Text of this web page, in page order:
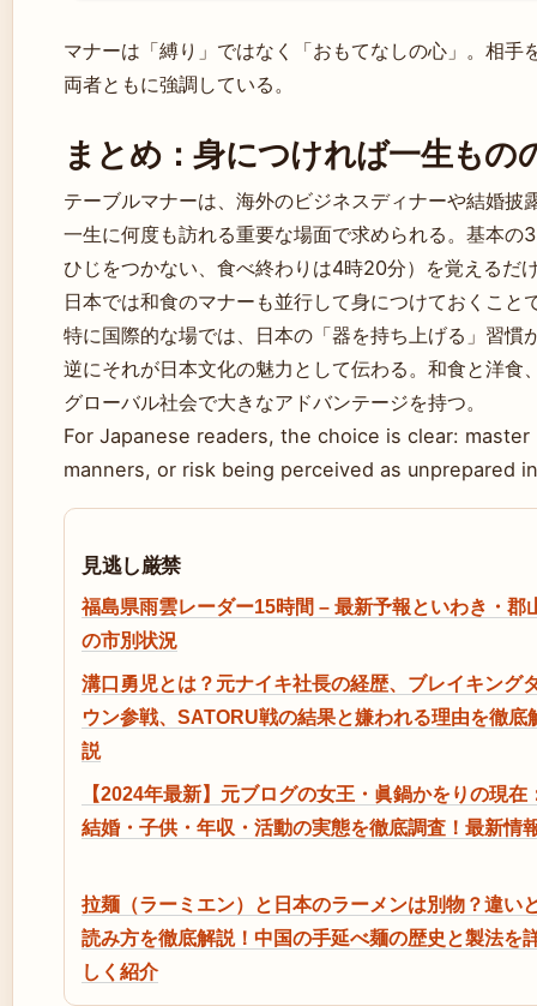
マナーは「縛り」ではなく「おもてなしの心」。相
両者ともに強調している。
まとめ：身につければ一生もの
テーブルマナーは、海外のビジネスディナーや結婚披
一生に何度も訪れる重要な場面で求められる。基本の
ひじをつかない、食べ終わりは4時20分）を覚えるだ
日本では和食のマナーも並行して身につけておくこ
特に国際的な場では、日本の「器を持ち上げる」習慣
逆にそれが日本文化の魅力として伝わる。和食と洋食
グローバル社会で大きなアドバンテージを持つ。
For Japanese readers, the choice is clear:
manners, or risk being perceived as unprepared
見逃し厳禁
福島県雨雲レーダー15時間 – 最新予報といわき・郡
の市別状況
溝口勇児とは？元ナイキ社長の経歴、ブレイキング
ウン参戦、SATORU戦の結果と嫌われる理由を徹底
説
【2024年最新】元ブログの女王・眞鍋かをりの現在
結婚・子供・年収・活動の実態を徹底調査！最新情
拉麺（ラーミエン）と日本のラーメンは別物？違い
読み方を徹底解説！中国の手延べ麺の歴史と製法を
しく紹介